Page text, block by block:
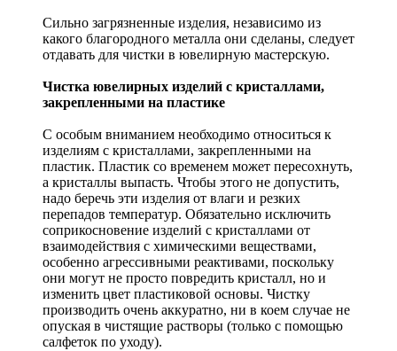
Сильно загрязненные изделия, независимо из
какого благородного металла они сделаны, следует
отдавать для чистки в ювелирную мастерскую.
Чистка ювелирных изделий с кристаллами,
закрепленными на пластике
С особым вниманием необходимо относиться к
изделиям с кристаллами, закрепленными на
пластик. Пластик со временем может пересохнуть,
а кристаллы выпасть. Чтобы этого не допустить,
надо беречь эти изделия от влаги и резких
перепадов температур. Обязательно исключить
соприкосновение изделий с кристаллами от
взаимодействия с химическими веществами,
особенно агрессивными реактивами, поскольку
они могут не просто повредить кристалл, но и
изменить цвет пластиковой основы. Чистку
производить очень аккуратно, ни в коем случае не
опуская в чистящие растворы (только с помощью
салфеток по уходу).